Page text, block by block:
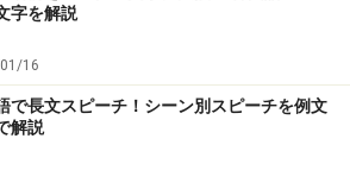
거에요.
カルコエヨ／15日に日本に帰り
字を解説
16
で長文スピーチ！シーン別スピーチを例文
解説